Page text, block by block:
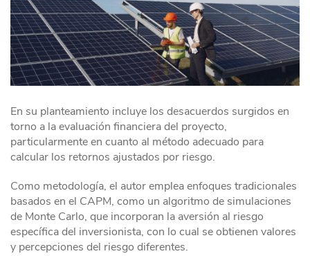
En su planteamiento incluye los desacuerdos surgidos en
torno a la evaluación financiera del proyecto,
particularmente en cuanto al método adecuado para
calcular los retornos ajustados por riesgo.
Como metodología, el autor emplea enfoques tradicionales
basados en el CAPM, como un algoritmo de simulaciones
de Monte Carlo, que incorporan la aversión al riesgo
específica del inversionista, con lo cual se obtienen valores
y percepciones del riesgo diferentes.